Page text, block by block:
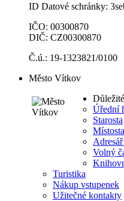
ID Datové schránky:
IČO: 00300870
DIČ: CZ00300870
Č.ú.: 19-1323821/0100
Město Vítkov
Úřední
Starosta
Volný
Turistika
Nákup vstupenek
Užitečné kontakty